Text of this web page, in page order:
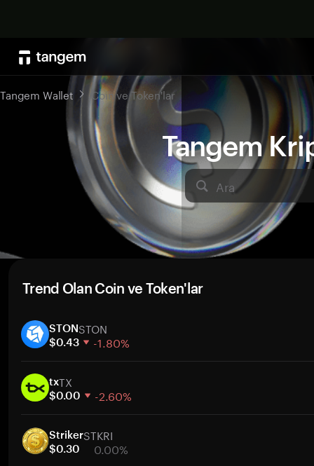
Tangem
Ara
Tangem Wallet Coin ve Token'lar
Trend Olan Coin ve Token'lar
STONSTON
$0.43 -1.80%
30 gün
Piyasa değeri
txTX
$0.00 -2.60%
30 gün
Piyasa değeri
StrikerSTKRI
$0.30 0.00%